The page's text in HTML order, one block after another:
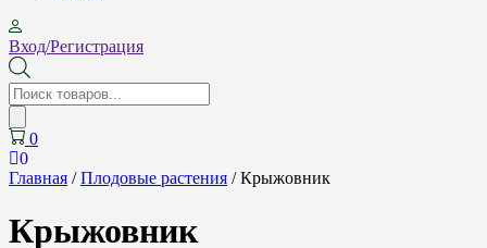
Вход/Регистрация
Поиск
товаров
0
0
Главная /Плодовые растения / Крыжовник
Крыжовник